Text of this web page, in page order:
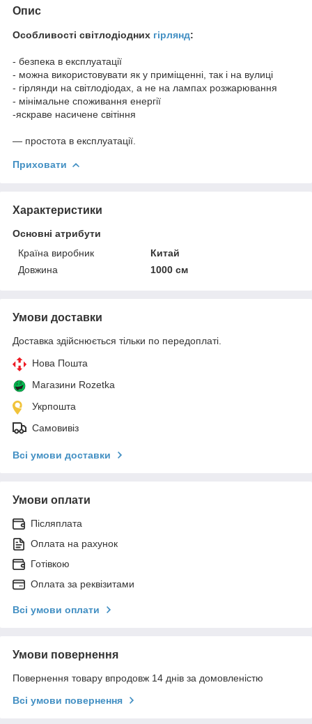
Опис
Особливості світлодіодних гірлянд:
- безпека в експлуатації
- можна використовувати як у приміщенні, так і на вулиці
- гірлянди на світлодіодах, а не на лампах розжарювання
- мінімальне споживання енергії
-яскраве насичене світіння
— простота в експлуатації.
Приховати
Характеристики
Основні атрибути
Країна виробник
Китай
Довжина
1000 см
Умови доставки
Доставка здійснюється тільки по передоплаті.
Нова Пошта
Магазини Rozetka
Укрпошта
Самовивіз
Всі умови доставки
Умови оплати
Післяплата
Оплата на рахунок
Готівкою
Оплата за реквізитами
Всі умови оплати
Умови повернення
Повернення товару впродовж 14 днів за домовленістю
Всі умови повернення